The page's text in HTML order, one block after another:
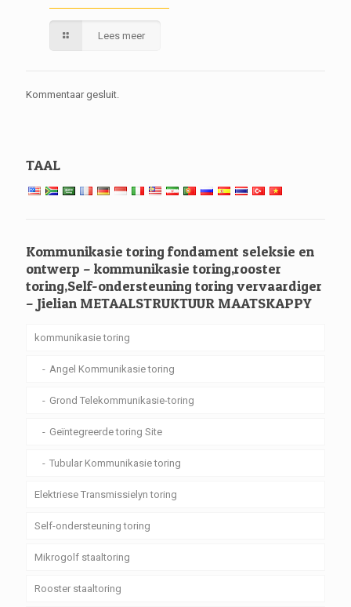
Lees meer
Kommentaar gesluit.
TAAL
Kommunikasie toring fondament seleksie en
ontwerp – kommunikasie toring,rooster
toring,Self-ondersteuning toring vervaardiger
– Jielian METAALSTRUKTUUR MAATSKAPPY
kommunikasie toring
Angel Kommunikasie toring
Grond Telekommunikasie-toring
Geïntegreerde toring Site
Tubular Kommunikasie toring
Elektriese Transmissielyn toring
Self-ondersteuning toring
Mikrogolf staaltoring
Rooster staaltoring